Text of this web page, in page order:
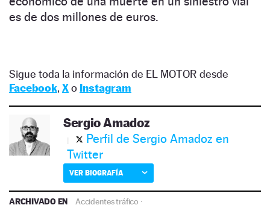
es de dos millones de euros.
Sigue toda la información de EL MOTOR desde
Facebook, Xo Instagram
Sergio Amadoz
Perfil de Sergio Amadoz en
Twitter
VER BIOGRAFÍA
ARCHIVADO EN Accidentes tráfico ·